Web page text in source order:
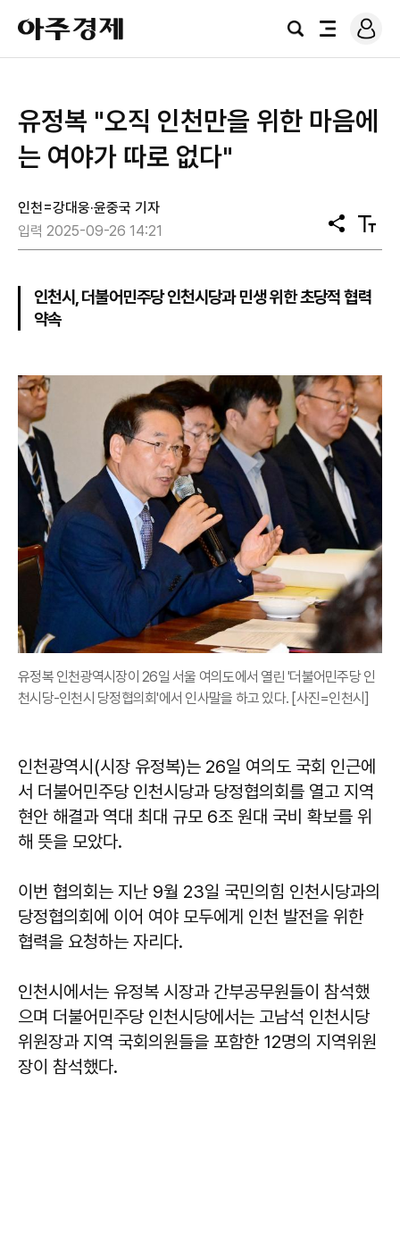
아
주
경
검
전
로
그
유정복 "오직 인천만을 위한 마음에
는 여야가 따로 없다"
인천=강대웅·윤중국 기자
입력 2025-09-26 14:21
공
유
텍
스
기
인천시, 더불어민주당 인천시당과 민생 위한 초당적 협력
약속
유정복 인천광역시장이 26일 서울 여의도에서 열린 '더불어민주당 인
천시당-인천시 당정협의회'에서 인사말을 하고 있다. [사진=인천시]
인천광역시(시장 유정복)는 26일 여의도 국회 인근에
서 더불어민주당 인천시당과 당정협의회를 열고 지역
현안 해결과 역대 최대 규모 6조 원대 국비 확보를 위
해 뜻을 모았다.
이번 협의회는 지난 9월 23일 국민의힘 인천시당과의
당정협의회에 이어 여야 모두에게 인천 발전을 위한
협력을 요청하는 자리다.
인천시에서는 유정복 시장과 간부공무원들이 참석했
으며 더불어민주당 인천시당에서는 고남석 인천시당
위원장과 지역 국회의원들을 포함한 12명의 지역위원
장이 참석했다.